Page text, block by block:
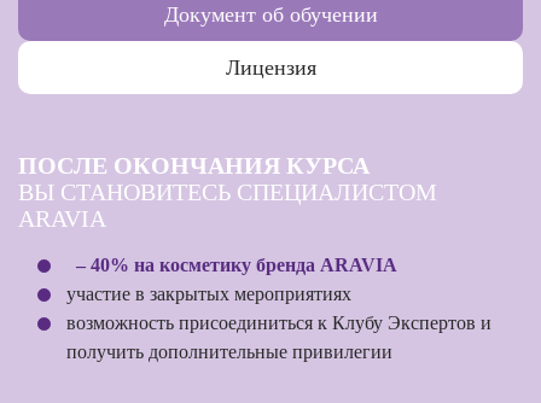
Документ об обучении
Лицензия
ПОСЛЕ ОКОНЧАНИЯ КУРСА
ВЫ СТАНОВИТЕСЬ СПЕЦИАЛИСТОМ
ARAVIA
– 40% на косметику бренда ARAVIA
участие в закрытых мероприятиях
возможность присоединиться к Клубу Экспертов и
получить дополнительные привилегии